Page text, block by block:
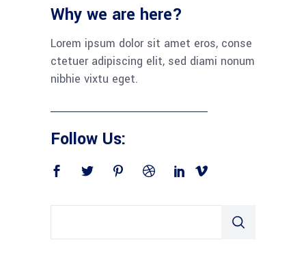
Why we are here?
Lorem ipsum dolor sit amet eros, conse
ctetuer adipiscing elit, sed diami nonum
nibhie vixtu eget.
Follow Us: